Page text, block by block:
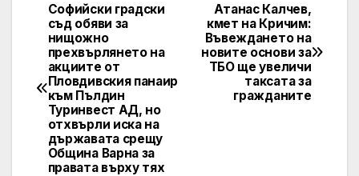
Post
navigation
Атанас Калчев,
кмет на Кричим:
Въвеждането на
новите основи за
ТБО ще увеличи
таксата за
гражданите
Софийски градски
съд обяви за
нищожно
прехвърлянето на
акциите от
Пловдивския панаир
към Пълдин
Туринвест АД, но
отхвърли иска на
държавата срещу
Община Варна за
правата върху тях